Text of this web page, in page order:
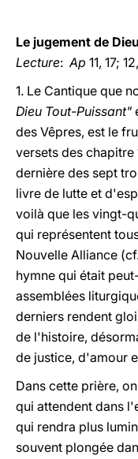
Le jugement de Dieu
Lecture:Ap 11, 17;
1. Le Cantique que
Dieu Tout-Puissant"
des Vêpres, est le
versets des chapitre
dernière des sept
livre de lutte et
voilà que les vingt-
qui représentent
Nouvelle Alliance
hymne qui était
assemblées
derniers rendent
de l'histoire,
de justice, d'amour
Dans cette prière,
qui attendent dans
qui rendra plus
souvent plongée